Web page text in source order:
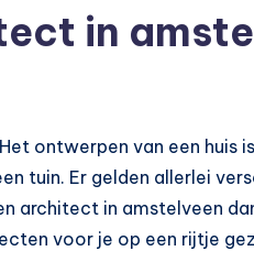
in
ontwerpen van een huis
tuin. Er gelden allerlei
architect in amstelveen
voor je op een rijtje